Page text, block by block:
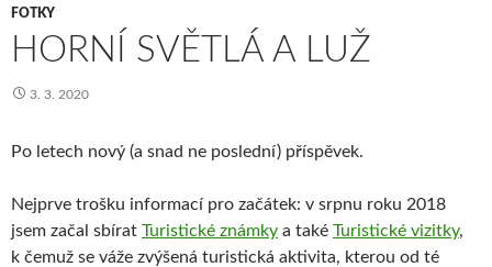
FOTKY
HORNÍ SVĚTLÁ A LUŽ
3. 3. 2020
Po letech nový (a snad ne poslední) příspěvek.
Nejprve trošku informací pro začátek: v srpnu roku 2018
jsem začal sbírat Turistické známky a také Turistické vizitky,
k čemuž se váže zvýšená turistická aktivita, kterou od té